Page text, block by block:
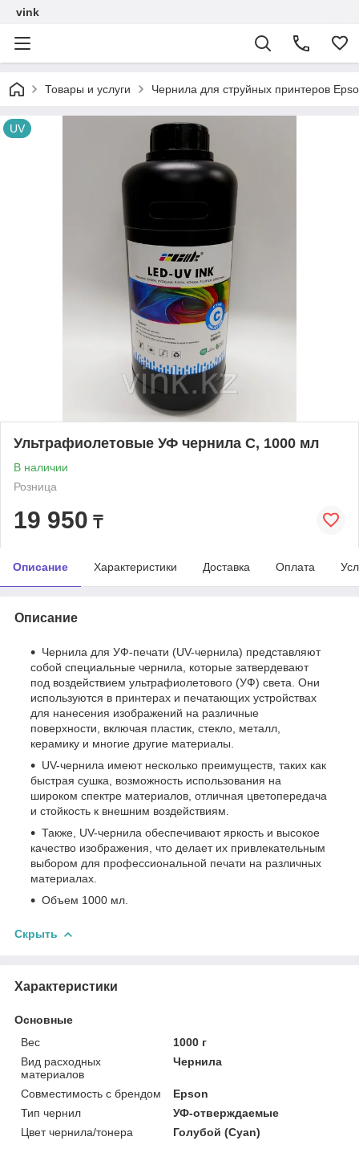
vink
Товары и услуги Чернила для струйных принтеров
UV
Ультрафиолетовые УФ чернила C, 1000 мл
В наличии
Розница
19 950 ₸
Описание Характеристики Доставка Оплата
Описание
Чернила для УФ-печати (UV-чернила) представляют
собой специальные чернила, которые затвердевают
под воздействием ультрафиолетового (УФ) света. Они
используются в принтерах и печатающих устройствах
для нанесения изображений на различные
поверхности, включая пластик, стекло, металл,
керамику и многие другие материалы.
UV-чернила имеют несколько преимуществ, таких как
быстрая сушка, возможность использования на
широком спектре материалов, отличная цветопередача
и стойкость к внешним воздействиям.
Также, UV-чернила обеспечивают яркость и высокое
качество изображения, что делает их привлекательным
выбором для профессиональной печати на различных
материалах.
Объем 1000 мл.
Скрыть
Характеристики
Основные
Вес
1000 г
Вид расходных
материалов
Чернила
Совместимость с брендом
Epson
Тип чернил
УФ-отверждаемые
Цвет чернила/тонера
Голубой (Cyan)